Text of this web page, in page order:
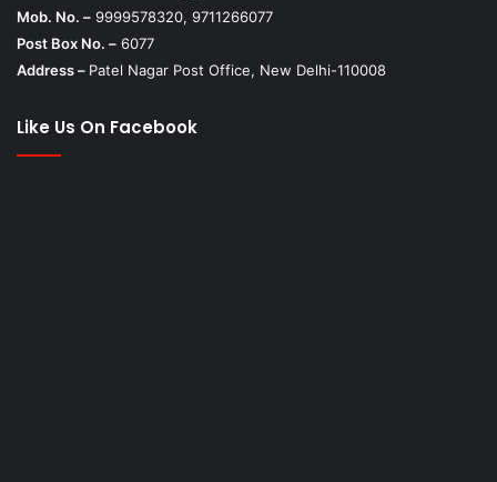
Mob. No. – 9999578320, 9711266077
Post Box No. – 6077
Address – Patel Nagar Post Office, New Delhi-110008
Like Us On Facebook